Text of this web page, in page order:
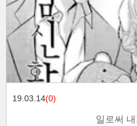
일로써
19.03.14(0)